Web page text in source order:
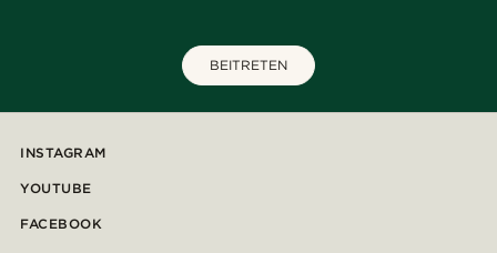
BEITRETEN
INSTAGRAM
YOUTUBE
FACEBOOK